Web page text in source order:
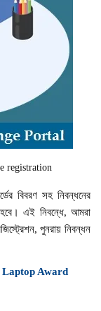
registration
বিবরণ সহ নিবন্ধনের
হবে। এই নিবন্ধে, আমরা
পুনরায় নিবন্ধন
Award